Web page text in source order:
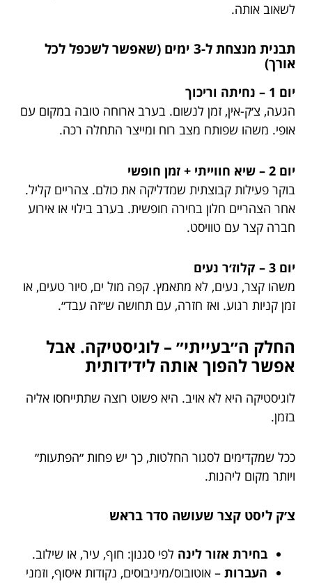
לשאוב אותה.
תבנית מנצחת ל-3 ימים (שאפשר לשכפל לכל
אורך)
יום 1 – נחיתה וריכוך
הגעה, צ׳ק-אין, זמן לנשום. בערב ארוחה טובה במקום עם
אופי. משהו שפותח מצב רוח ומייצר התחלה רכה.
יום 2 – שיא חווייתי + זמן חופשי
בוקר פעילות קבוצתית שמדליקה את כולם. צהריים קליל.
אחר הצהריים חלון בחירה חופשית. בערב בילוי או אירוע
חברה קצר עם טוויסט.
יום 3 – קלוז׳ר נעים
משהו קצר, נעים, לא מתאמץ. קפה מול ים, סיור טעים, או
זמן קניות רגוע. ואז חזרה, עם תחושה ש״זה עבד״.
החלק ה״בעייתי״ – לוגיסטיקה. אבל
אפשר להפוך אותה לידידותית
לוגיסטיקה היא לא אויב. היא פשוט רוצה שתתייחסו אליה
בזמן.
ככל שמקדימים לסגור החלטות, כך יש פחות ״הפתעות״
ויותר מקום ליהנות.
צ׳ק ליסט קצר שעושה סדר בראש
בחירת אזור לינה לפי סגנון: חוף, עיר, או שילוב.
העברות – אוטובוס/מיניבוסים, נקודות איסוף, וזמני